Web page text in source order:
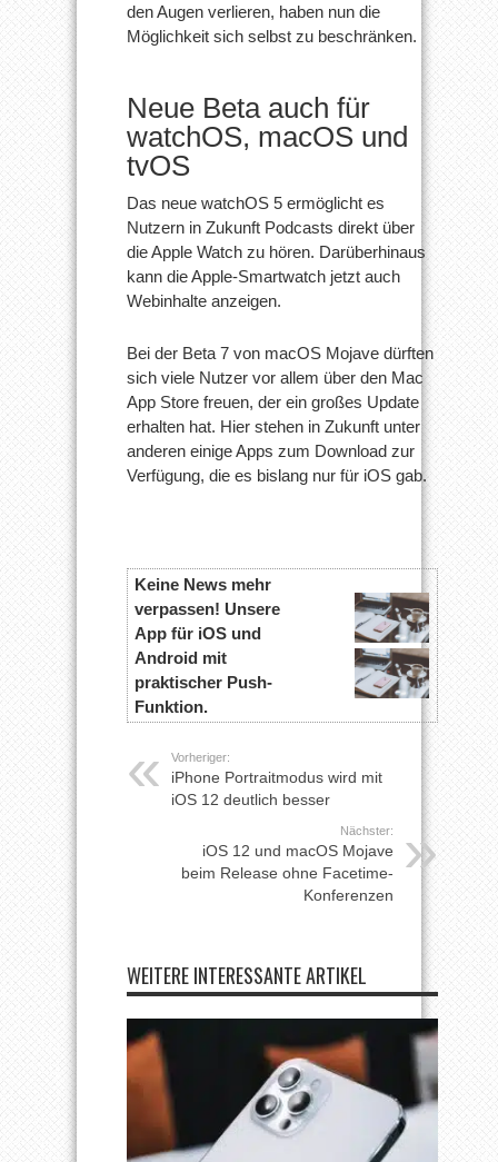
den Augen verlieren, haben nun die
Möglichkeit sich selbst zu beschränken.
Neue Beta auch für
watchOS, macOS und
tvOS
Das neue watchOS 5 ermöglicht es
Nutzern in Zukunft Podcasts direkt über
die Apple Watch zu hören. Darüberhinaus
kann die Apple-Smartwatch jetzt auch
Webinhalte anzeigen.
Bei der Beta 7 von macOS Mojave dürften
sich viele Nutzer vor allem über den Mac
App Store freuen, der ein großes Update
erhalten hat. Hier stehen in Zukunft unter
anderen einige Apps zum Download zur
Verfügung, die es bislang nur für iOS gab.
Keine News mehr
verpassen! Unsere
App für iOS und
Android mit
praktischer Push-
Funktion.
Vorheriger:
iPhone Portraitmodus wird mit
iOS 12 deutlich besser
Nächster:
iOS 12 und macOS Mojave
beim Release ohne Facetime-
Konferenzen
WEITERE INTERESSANTE ARTIKEL